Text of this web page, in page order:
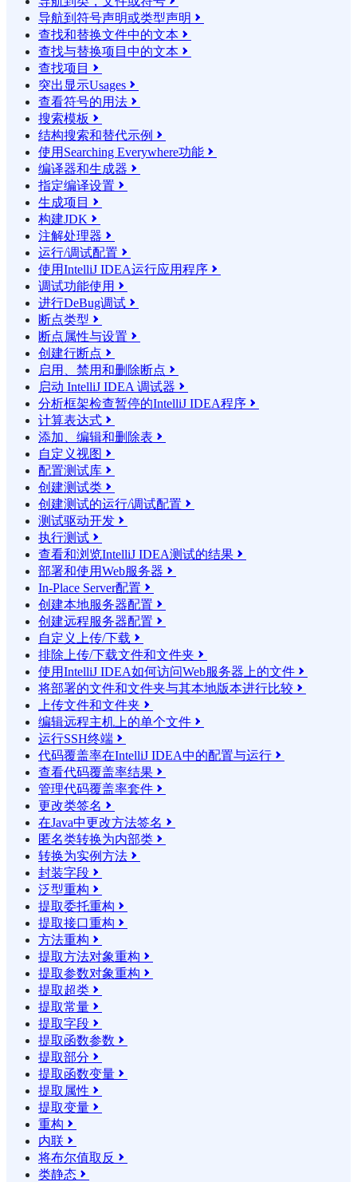
导航到符号声明或类型声明 
查找和替换文件中的文本 
查找与替换项目中的文本 
查找项目 
突出显示Usages 
查看符号的用法 
搜索模板 
结构搜索和替代示例 
使用Searching Everywhere功能 
编译器和生成器 
指定编译设置 
生成项目 
构建JDK 
注解处理器 
运行/调试配置 
使用IntelliJ IDEA运行应用程序 
调试功能使用 
进行DeBug调试 
断点类型 
断点属性与设置 
创建行断点 
启用、禁用和删除断点 
启动 IntelliJ IDEA 调试器 
分析框架检查暂停的IntelliJ IDEA程序 
计算表达式 
添加、编辑和删除表 
自定义视图 
配置测试库 
创建测试类 
创建测试的运行/调试配置 
测试驱动开发 
执行测试 
查看和浏览IntelliJ IDEA测试的结果 
部署和使用Web服务器 
In-Place Server配置 
创建本地服务器配置 
创建远程服务器配置 
自定义上传/下载 
排除上传/下载文件和文件夹 
使用IntelliJ IDEA如何访问Web服务器上的文件 
将部署的文件和文件夹与其本地版本进行比较 
上传文件和文件夹 
编辑远程主机上的单个文件 
运行SSH终端 
代码覆盖率在IntelliJ IDEA中的配置与运行 
查看代码覆盖率结果 
管理代码覆盖率套件 
更改类签名 
在Java中更改方法签名 
匿名类转换为内部类 
转换为实例方法 
封装字段 
泛型重构 
提取委托重构 
提取接口重构 
方法重构 
提取方法对象重构 
提取参数对象重构 
提取超类 
提取常量 
提取字段 
提取函数参数 
提取部分 
提取函数变量 
提取属性 
提取变量 
重构 
内联 
将布尔值取反 
类静态 